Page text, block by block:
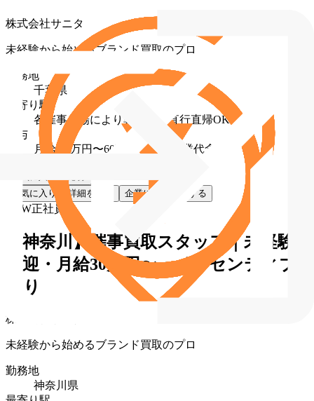
株式会社サニタ
未経験から始めるブランド買取のプロ
勤務地
千葉県
最寄り駅
各催事会場により異なる（直行直帰OK）
給与
月給 30万円〜60万円（固定残業代含む）
お気に入り
詳細を見る 企業に直接応募する
NEW正社員
【神奈川】催事買取スタッフ｜未経験
歓迎・月給30万円〜・インセンティブ
あり
株式会社サニタ
未経験から始めるブランド買取のプロ
勤務地
神奈川県